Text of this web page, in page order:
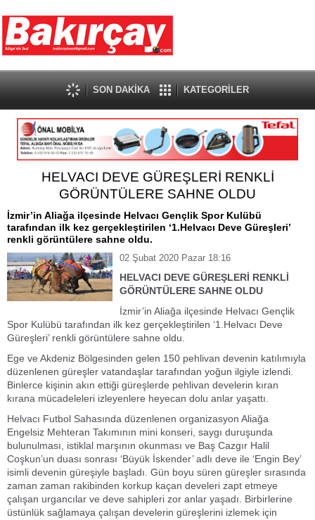
SON DAKİKA KATEGORİLER
HELVACI DEVE GÜREŞLERİ RENKLİ
GÖRÜNTÜLERE SAHNE OLDU
İzmir’in Aliağa ilçesinde Helvacı Gençlik Spor Kulübü
tarafından ilk kez gerçekleştirilen ‘1.Helvacı Deve Güreşleri’
renkli görüntülere sahne oldu.
02 Şubat 2020 Pazar 18:16
HELVACI DEVE GÜREŞLERİ RENKLİ
GÖRÜNTÜLERE SAHNE OLDU
İzmir’in Aliağa ilçesinde Helvacı Gençlik
Spor Kulübü tarafından ilk kez gerçekleştirilen ‘1.Helvacı Deve
Güreşleri’ renkli görüntülere sahne oldu.
Ege ve Akdeniz Bölgesinden gelen 150 pehlivan devenin katılımıyla
düzenlenen güreşler vatandaşlar tarafından yoğun ilgiyle izlendi.
Binlerce kişinin akın ettiği güreşlerde pehlivan develerin kıran
kırana mücadeleleri izleyenlere heyecan dolu anlar yaşattı.
Helvacı Futbol Sahasında düzenlenen organizasyon Aliağa
Engelsiz Mehteran Takımının mini konseri, saygı duruşunda
bulunulması, istiklal marşının okunması ve Baş Cazgır Halil
Coşkun’un duası sonrası ‘Büyük İskender’ adlı deve ile ‘Engin Bey’
isimli devenin güreşiyle başladı. Gün boyu süren güreşler sırasında
zaman zaman rakibinden korkup kaçan develeri zapt etmeye
çalışan urgancılar ve deve sahipleri zor anlar yaşadı. Birbirlerine
üstünlük sağlamaya çalışan develerin güreşlerini izlemek için